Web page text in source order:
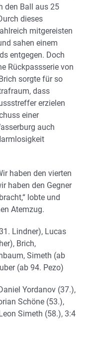
den Ball aus 25
dieses
mitgereisten
sahen einem
entgegen. Doch
Rückpassserie von
sorgte für so
dass
erzielen
einer
auch
haben den vierten
haben den Gegner
lobte und
Atemzug.
Lindner), Lucas
Brich,
Simeth (ab
(ab 94. Pezo)
Yordanov (37.),
Schöne (53.),
Simeth (58.), 3:4